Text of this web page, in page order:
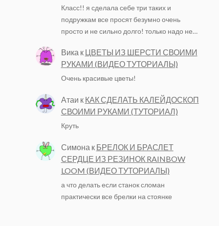
Класс!! я сделала себе три таких и
подружкам все просят безумно очень
просто и не сильно долго! только надо не…
Вика к ЦВЕТЫ ИЗ ШЕРСТИ СВОИМИ
РУКАМИ (ВИДЕО ТУТОРИАЛЫ)
Очень красивые цветы!
Атаи к КАК СДЕЛАТЬ КАЛЕЙДОСКОП
СВОИМИ РУКАМИ (ТУТОРИАЛ)
Круть
Симона к БРЕЛОК И БРАСЛЕТ
СЕРДЦЕ ИЗ РЕЗИНОК RAINBOW
LOOM (ВИДЕО ТУТОРИАЛЫ)
а что делать если станок сломан
практически все брелки на стоянке